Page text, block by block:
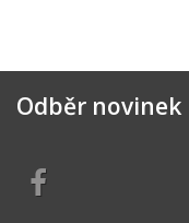
Odběr novinek